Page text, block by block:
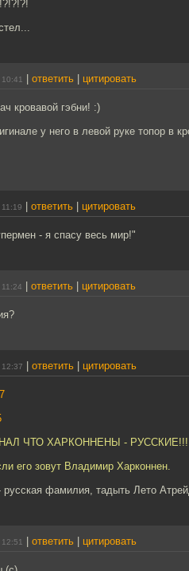
ответить цитировать
кровавой гэбни! :)
у него в левой руке топор в
ответить цитировать
- я спасу весь мир!"
ответить цитировать
ответить цитировать
ЧТО ХАРКОННЕНЫ -
его зовут Владимир Харконнен.
фамилия, тадыть Лето
ответить цитировать